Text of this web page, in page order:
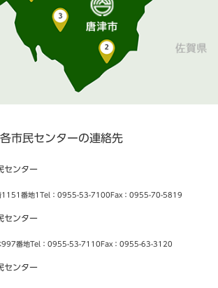
各市民センターの連絡先
センター
1151番地1 Tel：0955-53-7100 Fax：0955-70-5819
センター
997番地Tel：0955-53-7110 Fax：0955-63-3120
センター